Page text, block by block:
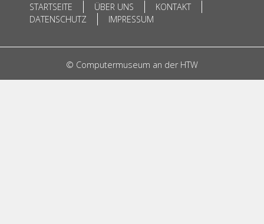
STARTSEITE ÜBER UNS
KONTAKT
DATENSCHUTZ
IMPRESSUM
© Computermuseum an der HTW